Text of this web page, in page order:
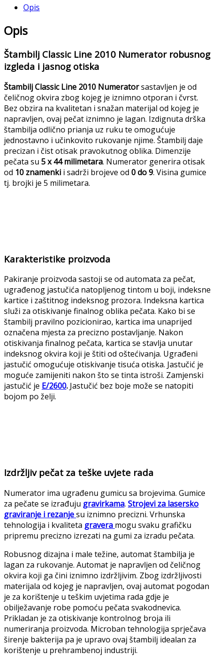
Opis
Opis
Štambilj Classic Line 2010 Numerator robusnog
izgleda i jasnog otiska
Štambilj Classic Line 2010 Numeratorsastavljen je od
čeličnog okvira zbog kojeg je iznimno otporan i čvrst.
Bez obzira na kvalitetan i snažan materijal od kojeg je
napravljen, ovaj pečat iznimno je lagan. Izdignuta drška
štambilja odlično prianja uz ruku te omogućuje
jednostavno i učinkovito rukovanje njime. Štambilj daje
precizan i čist otisak pravokutnog oblika. Dimenzije
pečata su 5 x 44 milimetara. Numerator generira otisak
od 10 znamenki i sadrži brojeve od 0 do 9. Visina gumice
tj. brojki je 5 milimetara.
Karakteristike proizvoda
Pakiranje proizvoda sastoji se od automata za pečat,
ugrađenog jastučića natopljenog tintom u boji, indeksne
kartice i zaštitnog indeksnog prozora. Indeksna kartica
služi za otiskivanje finalnog oblika pečata. Kako bi se
štambilj pravilno pozicionirao, kartica ima unaprijed
označena mjesta za precizno postavljanje. Nakon
otiskivanja finalnog pečata, kartica se stavlja unutar
indeksnog okvira koji je štiti od oštećivanja. Ugrađeni
jastučić omogućuje otiskivanje tisuća otiska. Jastučić je
moguće zamijeniti nakon što se tinta istroši. Zamjenski
jastučić je E/2600. Jastučić bez boje može se natopiti
bojom po želji.
Izdržljiv pečat za teške uvjete rada
Numerator ima ugrađenu gumicu sa brojevima. Gumice
za pečate se izrađuju gravirkama. Strojevi za lasersko
graviranje i rezanjesu iznimno precizni. Vrhunska
tehnologija i kvaliteta gravera mogu svaku grafičku
pripremu precizno izrezati na gumi za izradu pečata.
Robusnog dizajna i male težine, automat štambilja je
lagan za rukovanje. Automat je napravljen od čeličnog
okvira koji ga čini iznimno izdržljivim. Zbog izdržljivosti
materijala od kojeg je napravljen, ovaj automat pogodan
je za korištenje u teškim uvjetima rada gdje je
obilježavanje robe pomoću pečata svakodnevica.
Prikladan je za otiskivanje kontrolnog broja ili
numeriranja proizvoda. Microban tehnologija sprječava
širenje bakterija pa je upravo ovaj štambilj idealan za
korištenje u prehrambenoj industriji.